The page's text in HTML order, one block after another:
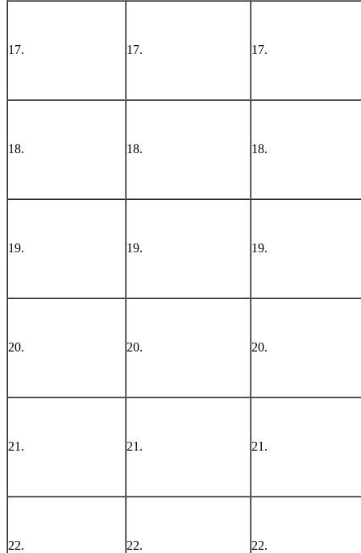
17. 17. 17.
18. 18. 18.
19. 19. 19.
20. 20. 20.
21. 21. 21.
22. 22. 22.